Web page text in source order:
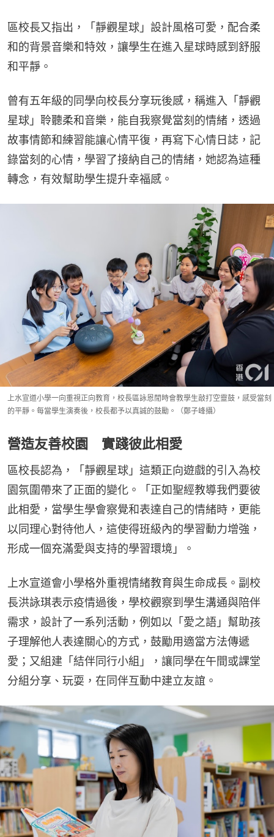
區校長又指出，「靜觀星球」設計風格可愛，配合柔
和的背景音樂和特效，讓學生在進入星球時感到舒服
和平靜。
曾有五年級的同學向校長分享玩後感，稱進入「靜觀
星球」聆聽柔和音樂，能自我察覺當刻的情緒，透過
故事情節和練習能讓心情平復，再寫下心情日誌，記
錄當刻的心情，學習了接納自己的情緒，她認為這種
轉念，有效幫助學生提升幸福感。
上水宣道小學一向重視正向教育，校長區詠恩閒時會教學生敲打空靈鼓，感受當刻
的平靜。每當學生演奏後，校長都予以真誠的鼓勵。（鄭子峰攝）
營造友善校園 實踐彼此相愛
區校長認為，「靜觀星球」這類正向遊戲的引入為校
園氛圍帶來了正面的變化。「正如聖經教導我們要彼
此相愛，當學生學會察覺和表達自己的情緒時，更能
以同理心對待他人，這使得班級內的學習動力增強，
形成一個充滿愛與支持的學習環境」。
上水宣道會小學格外重視情緒教育與生命成長。副校
長洪詠琪表示疫情過後，學校觀察到學生溝通與陪伴
需求，設計了一系列活動，例如以「愛之語」幫助孩
子理解他人表達關心的方式，鼓勵用適當方法傳遞
愛；又組建「結伴同行小組」，讓同學在午間或課堂
分組分享、玩耍，在同伴互動中建立友誼。